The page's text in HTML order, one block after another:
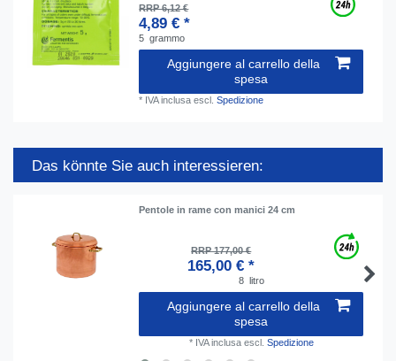
RRP 6,12 €
4,89 € *
5 grammo
Aggiungere al carrello della
spesa
* IVA inclusa escl.Spedizione
Das könnte Sie auch interessieren:
Pentole in rame con manici 24 cm
RRP 177,00 €
165,00 € *
8 litro
Aggiungere al carrello della
spesa
* IVA inclusaescl. Spedizione